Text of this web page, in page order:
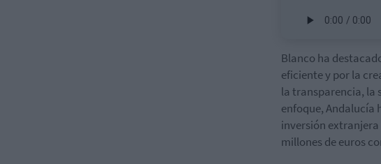
Blanco ha
eficiente y por la
la transparencia, la
enfoque, Andalucía
inversión
millones de euros